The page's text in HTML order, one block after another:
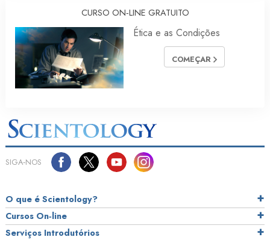
CURSO ON‑LINE GRATUITO
Ética e as Condições
COMEÇAR
SIGA‑NOS
O que é Scientology?
Cursos On‑line
Serviços Introdutórios